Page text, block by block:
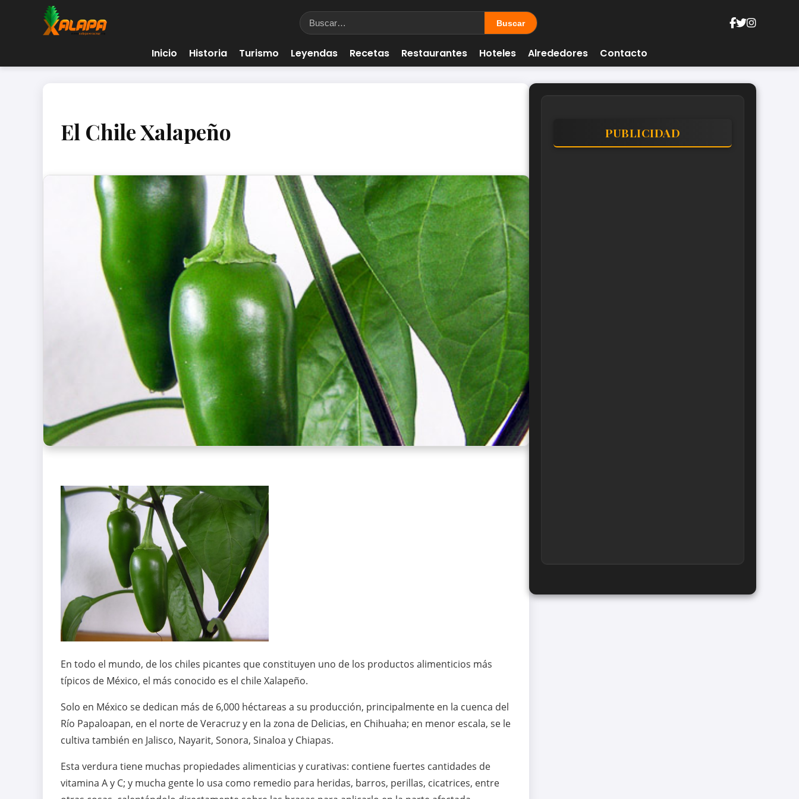
Inicio Historia Turismo Leyendas Recetas Restaurantes Hoteles Alrededores Contacto
El Chile Xalapeño
En todo el mundo, de los chiles picantes que constituyen uno de los productos alimenticios más
típicos de México, el más conocido es el chile Xalapeño.
Solo en México se dedican más de 6,000 héctareas a su producción, principalmente en la cuenca del
Río Papaloapan, en el norte de Veracruz y en la zona de Delicias, en Chihuaha; en menor escala, se le
cultiva también en Jalisco, Nayarit, Sonora, Sinaloa y Chiapas.
Esta verdura tiene muchas propiedades alimenticias y curativas: contiene fuertes cantidades de
vitamina A y C; y mucha gente lo usa como remedio para heridas, barros, perillas, cicatrices, entre
PUBLICIDAD